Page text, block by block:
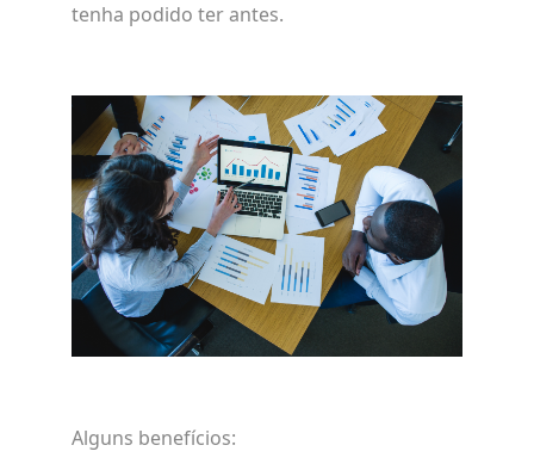
tenha podido ter antes.
Alguns benefícios: